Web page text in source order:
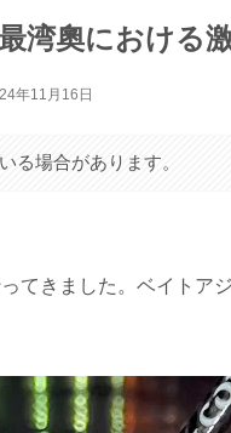
湾奧における
年11月16日
る場合があります。
てきました。ベイトア